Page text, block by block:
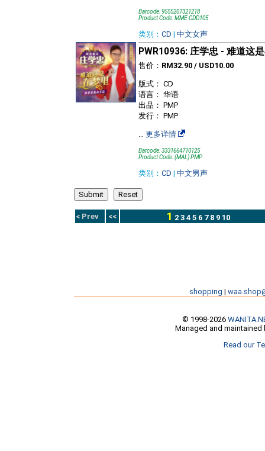
Barcode: 9555207321218
Product Code: MME CDD105
类别： CD | 中文女声
PWR10936: 庄学忠 - 难道这
售价： RM32.90 / USD10.00
版式： CD
语言： 华语
出品： PMP
发行： PMP
… 更多详情
Barcode: 3331664710125
Product Code: (MAL) PMP
类别： CD | 中文男声
< Prev << 1 2 3 4 5 6 7 8 9 10
shopping |
© 1998-2026
Managed and maintained
Read our